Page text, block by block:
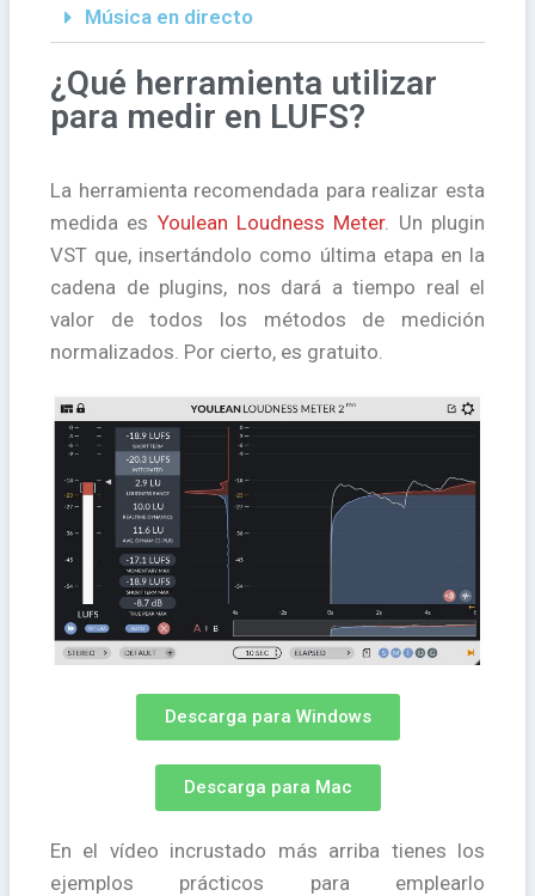
Música en directo
¿Qué herramienta utilizar
para medir en LUFS?
La herramienta recomendada para realizar esta
medida es Youlean Loudness Meter. Un plugin
VST que, insertándolo como última etapa en la
cadena de plugins, nos dará a tiempo real el
valor de todos los métodos de medición
normalizados. Por cierto, es gratuito.
Descarga para Windows
Descarga para Mac
En el vídeo incrustado más arriba tienes los
ejemplos prácticos para emplearlo